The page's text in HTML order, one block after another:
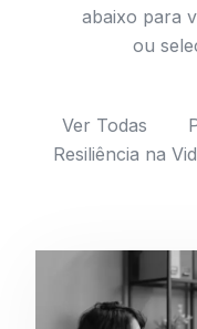
abaixo para
ou
Ver Todas
Resiliência na